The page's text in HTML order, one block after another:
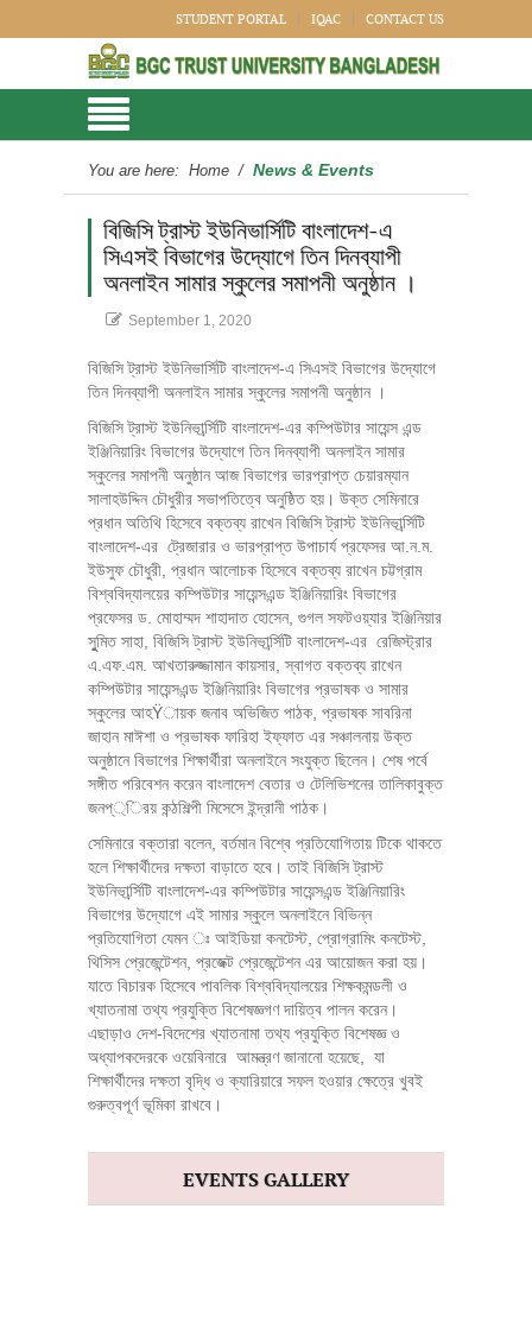
STUDENT PORTAL IQAC CONTACT US
You are here: Home / News & Events
বিজিসি ট্রাস্ট ইউনিভার্সিটি বাংলাদেশ-এ
সিএসই বিভাগের উদ্যোগে তিন দিনব্যাপী
অনলাইন সামার স্কুলের সমাপনী অনুষ্ঠান ।
September 1, 2020
বিজিসি ট্রাস্ট ইউনিভার্সিটি বাংলাদেশ-এ সিএসই বিভাগের উদ্যোগে
তিন দিনব্যাপী অনলাইন সামার স্কুলের সমাপনী অনুষ্ঠান ।
বিজিসি ট্রাস্ট ইউনিভার্র্সিটি বাংলাদেশ-এর কম্পিউটার সায়েন্স এন্ড
ইঞ্জিনিয়ারিং বিভাগের উদ্যোগে তিন দিনব্যাপী অনলাইন সামার
স্কুলের সমাপনী অনুষ্ঠান আজ বিভাগের ভারপ্রাপ্ত চেয়ারম্যান
সালাহউদ্দিন চৌধুরীর সভাপতিত্বে অনুষ্ঠিত হয়। উক্ত সেমিনারে
প্রধান অতিথি হিসেবে বক্তব্য রাখেন বিজিসি ট্রাস্ট ইউনিভার্র্সিটি
বাংলাদেশ-এর ট্রেজারার ও ভারপ্রাপ্ত উপাচার্য প্রফেসর আ.ন.ম.
ইউসুফ চৌধুরী, প্রধান আলোচক হিসেবে বক্তব্য রাখেন চট্টগ্রাম
বিশ্ববিদ্যালয়ের কম্পিউটার সায়েন্সএন্ড ইঞ্জিনিয়ারিং বিভাগের
প্রফেসর ড. মোহাম্মদ শাহাদাত হোসেন, গুগল সফটওয়্যার ইঞ্জিনিয়ার
সুুমিত সাহা, বিজিসি ট্রাস্ট ইউনিভার্র্সিটি বাংলাদেশ-এর রেজিস্ট্রার
এ.এফ.এম. আখতারুজ্জামান কায়সার, স্বাগত বক্তব্য রাখেন
কম্পিউটার সায়েন্সএন্ড ইঞ্জিনিয়ারিং বিভাগের প্রভাষক ও সামার
স্কুলের আহŸায়ক জনাব অভিজিত পাঠক, প্রভাষক সাবরিনা
জাহান মাঈশা ও প্রভাষক ফারিহা ইফ্ফাত এর সঞ্চালনায় উক্ত
অনুষ্ঠানে বিভাগের শিক্ষার্থীরা অনলাইনে সংযুক্ত ছিলেন। শেষ পর্বে
সঙ্গীত পরিবেশন করেন বাংলাদেশ বেতার ও টেলিভিশনের তালিকাবুক্ত
জনপ্্িরয় কন্ঠশিল্পী মিসেসে ইন্দ্রানী পাঠক।
সেমিনারে বক্তারা বলেন, বর্তমান বিশ্বে প্রতিযোগিতায় টিকে থাকতে
হলে শিক্ষার্থীদের দক্ষতা বাড়াতে হবে। তাই বিজিসি ট্রাস্ট
ইউনিভার্র্সিটি বাংলাদেশ-এর কম্পিউটার সায়েন্সএন্ড ইঞ্জিনিয়ারিং
বিভাগের উদ্যোগে এই সামার স্কুলে অনলাইনে বিভিন্ন
প্রতিযোগিতা যেমন ঃ আইডিয়া কনটেস্ট, প্রোগ্রামিং কনটেস্ট,
থিসিস প্রেজেন্টেশন, প্রজেক্ট প্রেজেন্টেশন এর আয়োজন করা হয়।
যাতে বিচারক হিসেবে পাবলিক বিশ্ববিদ্যালয়ের শিক্ষকমন্ডলী ও
খ্যাতনামা তথ্য প্রযুক্তি বিশেষজ্ঞগণ দায়িত্ব পালন করেন।
এছাড়াও দেশ-বিদেশের খ্যাতনামা তথ্য প্রযুক্তি বিশেষজ্ঞ ও
অধ্যাপকদেরকে ওয়েবিনারে আমন্ত্রণ জানানো হয়েছে, যা
শিক্ষার্থীদের দক্ষতা বৃদ্ধি ও ক্যারিয়ারে সফল হওয়ার ক্ষেত্রে খুবই
গুরুত্বপূর্ণ ভূমিকা রাখবে।
EVENTS GALLERY